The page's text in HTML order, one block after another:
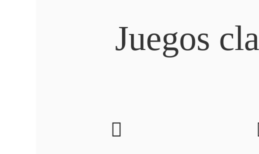
Juegos